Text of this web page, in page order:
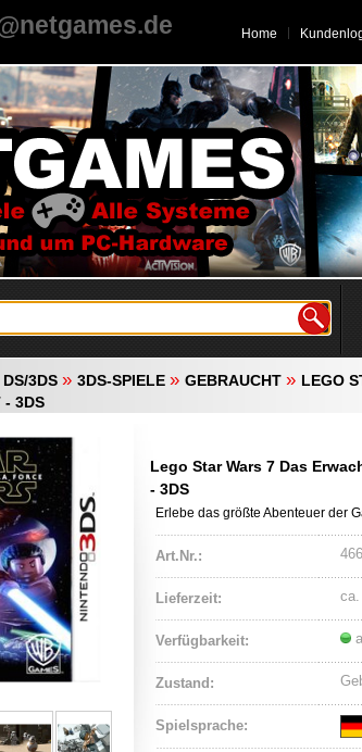
Home
3DS » 3DS-SPIELE » GEBRAUCHT » LEGO
- 3DS
Lego Star Wars 7 Das
- 3DS
Erlebe das größte Abenteuer der
Art.Nr.:
Lieferzeit: ca.
Verfügbarkeit:
Zustand:
Spielsprache: